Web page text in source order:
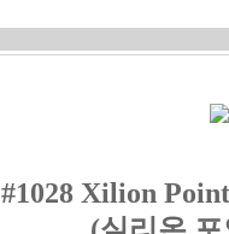
#1028 Xilion